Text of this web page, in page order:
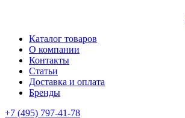
Каталог товаров
О компании
Контакты
Статьи
Доставка и оплата
Бренды
+7 (495) 797-41-78